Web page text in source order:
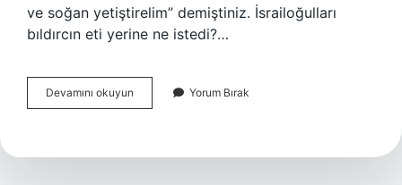
ve soğan yetiştirelim” demiştiniz. İsrailoğulları
bıldırcın eti yerine ne istedi?…
Devamını okuyun
Suresinde
Isteniyor
Yorum Bırak